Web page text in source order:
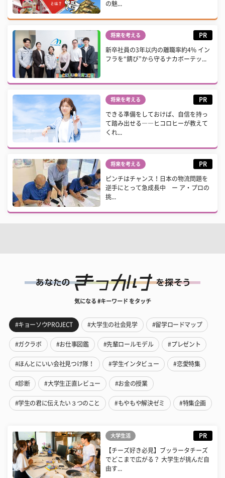
の魅...
将来を考える PR
新卒社員の3年以内の離職率約4% イン
フラを“錆び”から守るナカボーテッ...
将来を考える PR
できる準備をしておけば、自信を持っ
て踏み出せる――ヒコロヒーが教えて
くれ...
将来を考える PR
ピンチはチャンス！日本の物流問題を
逆手にとって急成長中 ー ア・プロの
挑...
気になる #キーワード をタッチ
#キョーソウPROJECT #大学生の社会見学 #留学ロードマップ
#ガクラボ #お仕事図鑑 #先輩ロールモデル #プレゼント
#ほんとにいい会社見つけ隊！ #学生インタビュー #恋愛特集
#診断 #大学生正直レビュー #お金の授業
#学生の君に伝えたい３つのこと #もやもや解決ゼミ #特集企画
大学生活 PR
【チーズ好き必見】ブッラータチーズ
でどこまで広がる？ 大学生が挑んだ自
由す...